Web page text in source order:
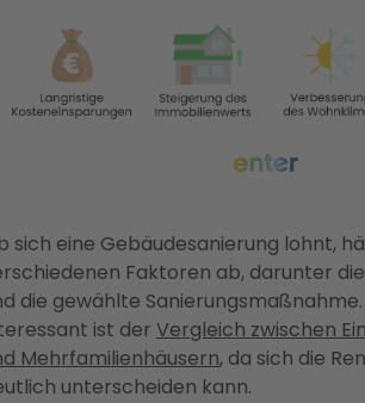
sich eine Gebäudesanierung lohnt,
Faktoren ab, darunter
die gewählte
ist der Vergleich zwischen
Mehrfamilienhäusern, da sich die
unterscheiden kann.